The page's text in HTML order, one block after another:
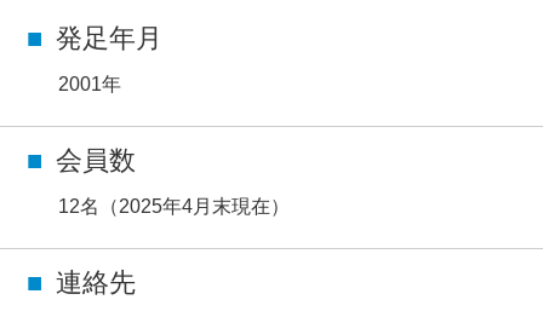
発足年月
2001年
会員数
12名（2025年4月末現在）
連絡先